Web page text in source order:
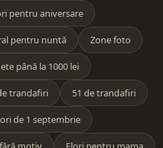
pentru aniversare
pentru nuntă Zone foto
până la 1000 lei
trandafiri 51 de trandafiri
de 1 septembrie